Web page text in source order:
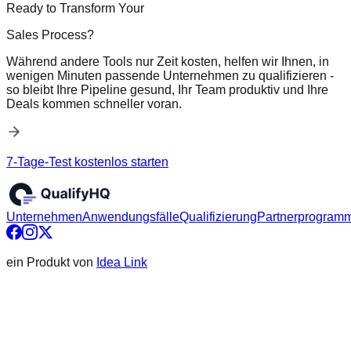
Ready to Transform Your
Sales Process?
Während andere Tools nur Zeit kosten, helfen wir Ihnen, in
wenigen Minuten passende Unternehmen zu qualifizieren -
so bleibt Ihre Pipeline gesund, Ihr Team produktiv und Ihre
Deals kommen schneller voran.
7-Tage-Test kostenlos starten
UnternehmenAnwendungsfälleQualifizierung
ein Produkt von Idea Link